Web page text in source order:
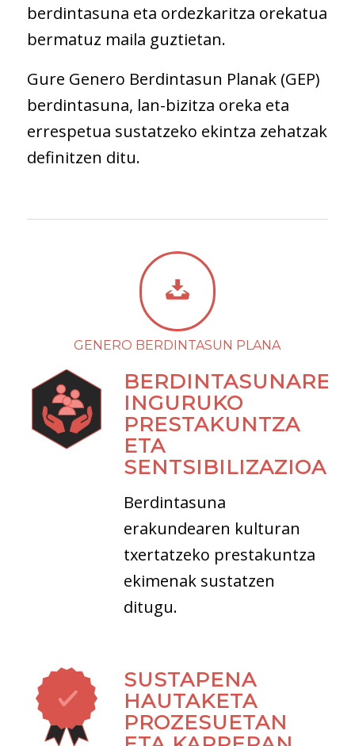
berdintasuna eta ordezkaritza orekatua
bermatuz maila guztietan.
Gure Genero Berdintasun Planak (GEP)
berdintasuna, lan-bizitza oreka eta
errespetua sustatzeko ekintza zehatzak
definitzen ditu.
GENERO BERDINTASUN PLANA
BERDINTASUNAREN
INGURUKO
PRESTAKUNTZA
ETA
SENTSIBILIZAZIOA
Berdintasuna
erakundearen kulturan
txertatzeko prestakuntza
ekimenak sustatzen
ditugu.
SUSTAPENA
HAUTAKETA
PROZESUETAN